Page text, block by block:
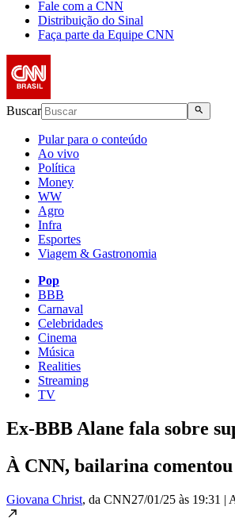
Fale com a CNN
Distribuição do Sinal
Faça parte da Equipe CNN
Buscar
Pular para o conteúdo
Ao vivo
Política
Money
WW
Agro
Infra
Esportes
Viagem & Gastronomia
Pop
BBB
Carnaval
Celebridades
Cinema
Música
Realities
Streaming
TV
Ex-BBB Alane fala sobre
À CNN, bailarina comentou
Giovana Christ, da CNN27/01/25 às 19:31 |